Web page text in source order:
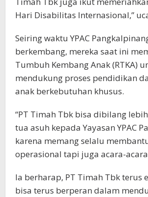
Hari Disabilitas Internasional,”
Seiring waktu YPAC
berkembang, mereka saat ini
Tumbuh Kembang Anak (RTKA)
mendukung proses pendidikan
anak berkebutuhan khusus.
“PT Timah Tbk bisa dibilang
tua asuh kepada Yayasan YPAC
karena memang selalu
operasional tapi juga acara-
Ia berharap, PT Timah Tbk terus
bisa terus berperan dalam